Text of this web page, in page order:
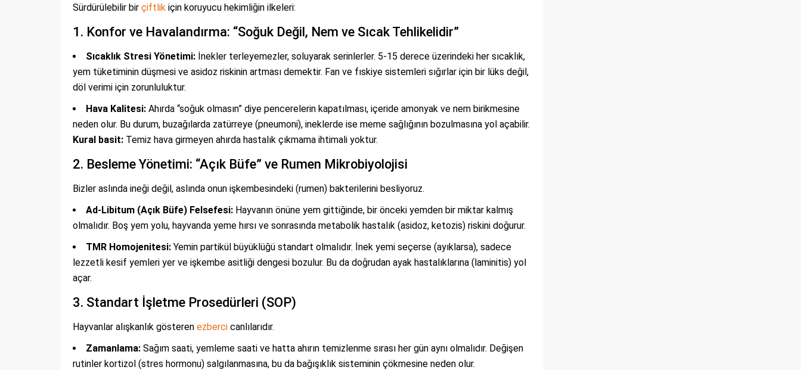
Sürdürülebilir bir çiftlik için koruyucu hekimliğin ilkeleri:
1. Konfor ve Havalandırma: “Soğuk Değil, Nem ve Sıcak Tehlikelidir”
Sıcaklık Stresi Yönetimi: İnekler terleyemezler, soluyarak serinlerler. 5-15 derece üzerindeki her sıcaklık,
yem tüketiminin düşmesi ve asidoz riskinin artması demektir. Fan ve fıskiye sistemleri sığırlar için bir lüks değil,
döl verimi için zorunluluktur.
Hava Kalitesi: Ahırda “soğuk olmasın” diye pencerelerin kapatılması, içeride amonyak ve nem birikmesine
neden olur. Bu durum, buzağılarda zatürreye (pneumoni), ineklerde ise meme sağlığının bozulmasına yol açabilir.
Kural basit: Temiz hava girmeyen ahırda hastalık çıkmama ihtimali yoktur.
2. Besleme Yönetimi: “Açık Büfe” ve Rumen Mikrobiyolojisi
Bizler aslında ineği değil, aslında onun işkembesindeki (rumen) bakterilerini besliyoruz.
Ad-Libitum (Açık Büfe) Felsefesi: Hayvanın önüne yem gittiğinde, bir önceki yemden bir miktar kalmış
olmalıdır. Boş yem yolu, hayvanda yeme hırsı ve sonrasında metabolik hastalık (asidoz, ketozis) riskini doğurur.
TMR Homojenitesi: Yemin partikül büyüklüğü standart olmalıdır. İnek yemi seçerse (ayıklarsa), sadece
lezzetli kesif yemleri yer ve işkembe asitliği dengesi bozulur. Bu da doğrudan ayak hastalıklarına (laminitis) yol
açar.
3. Standart İşletme Prosedürleri (SOP)
Hayvanlar alışkanlık gösteren ezberci canlılarıdır.
Zamanlama: Sağım saati, yemleme saati ve hatta ahırın temizlenme sırası her gün aynı olmalıdır. Değişen
rutinler kortizol (stres hormonu) salgılanmasına, bu da bağışıklık sisteminin çökmesine neden olur.